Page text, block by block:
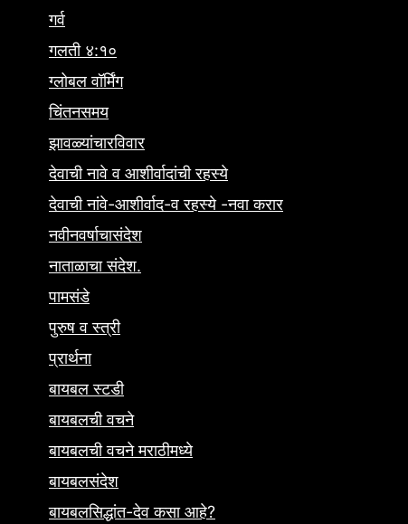
गर्व
गलती ४:१०
ग्लोबल वॉर्मिंग
चिंतनसमय
झावळ्यांचारविवार
देवाची नावे व आशीर्वादांची रहस्ये
देवाची नांवे-आशीर्वाद-व रहस्ये -नवा करार
नवीनवर्षाचासंदेश
नाताळाचा संदेश.
पामसंडे
पुरुष व स्त्री
प्रार्थना
बायबल स्टडी
बायबलची वचने
बायबलची वचने मराठीमध्ये
बायबलसंदेश
बायबलसिद्धांत-देव कसा आहे?